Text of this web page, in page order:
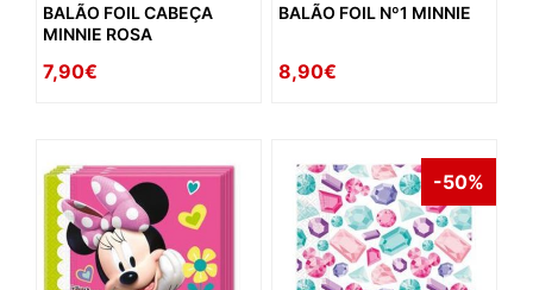
BALÃO FOIL CABEÇA
MINNIE ROSA
7,90€
BALÃO FOIL Nº1 MINNIE
8,90€
-50%